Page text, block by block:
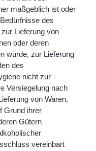
maßgeblich ist oder
des
Lieferung von
oder deren
würde, zur Lieferung
des
nicht zur
Versiegelung nach
von Waren,
Grund ihrer
Gütern
vereinbart